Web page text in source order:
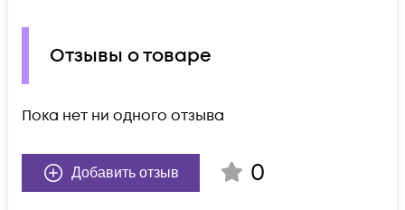
Отзывы о товаре
Пока нет ни одного отзыва
Добавить отзыв 0